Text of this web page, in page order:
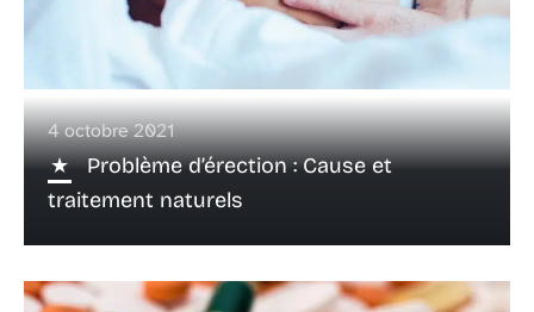
4 octobre 2021
Problème d’érection : Cause et
traitement naturels